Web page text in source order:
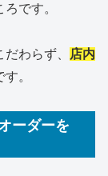
です。
わらず、
店内
す。
ーダーを